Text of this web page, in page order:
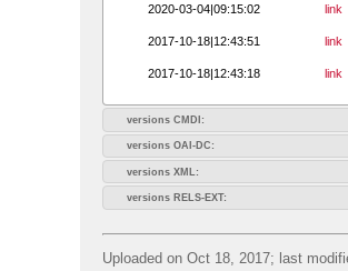
2020-03-04|09:15:02 link
2017-10-18|12:43:51 link
2017-10-18|12:43:18 link
versions CMDI:
versions OAI-DC:
versions XML:
versions RELS-EXT:
Uploaded on Oct 18, 2017; last